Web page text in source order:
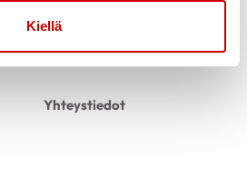
Kiellä
Yhteystiedot